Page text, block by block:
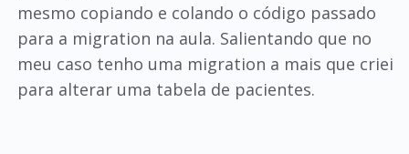
mesmo copiando e colando o código passado
para a migration na aula. Salientando que no
meu caso tenho uma migration a mais que criei
para alterar uma tabela de pacientes.